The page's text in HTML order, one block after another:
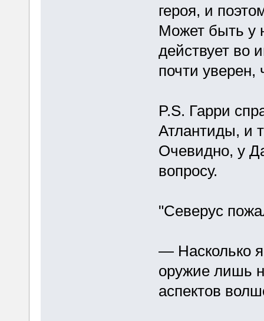
героя, и
Может быть у
действует во
почти уверен,
P.S. Гарри
Атлантиды, и
Очевидно, у
вопросу.
"Северус
— Насколько
оружие лишь
аспектов